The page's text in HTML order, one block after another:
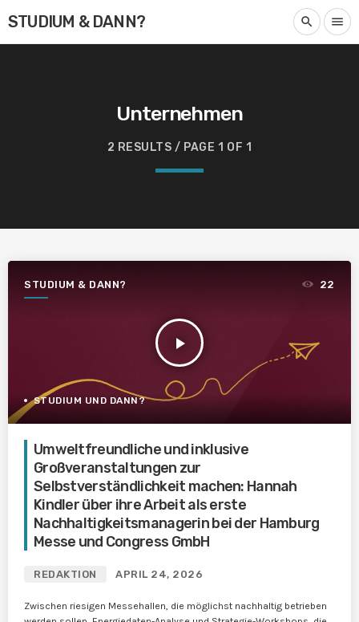
STUDIUM & DANN? search menu
Unternehmen
2 RESULTS / PAGE 1 OF 1
STUDIUM & DANN?
play_arrow
22
STUDIUM UND DANN?
Umweltfreundliche und inklusive
Großveranstaltungen zur
Selbstverständlichkeit machen: Hannah
Kindler über ihre Arbeit als erste
Nachhaltigkeitsmanagerin bei der Hamburg
Messe und Congress GmbH
REDAKTION APRIL 24, 2026
Zwischen riesigen Messehallen, die möglichst nachhaltig betrieben